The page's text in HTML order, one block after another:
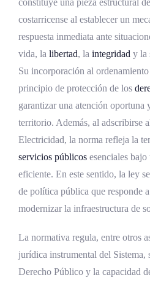
constituye una pieza estructural
costarricense al establecer un
respuesta inmediata ante
vida, la libertad, la integridad y la
Su incorporación al
principio de protección de los
garantizar una atención oportuna
territorio. Además, al adscribirse
Electricidad, la norma refleja la
servicios públicos esenciales
eficiente. En este sentido, la ley
de política pública que responde
modernizar la infraestructura de
La normativa regula, entre otros
jurídica instrumental del Sistema,
Derecho Público y la capacidad